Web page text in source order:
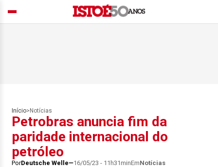
Início> Notícias
Petrobras anuncia fim da
paridade internacional do
petróleo
PorDeutsche Welle 16/05/23 - 11h31minEmNotícias